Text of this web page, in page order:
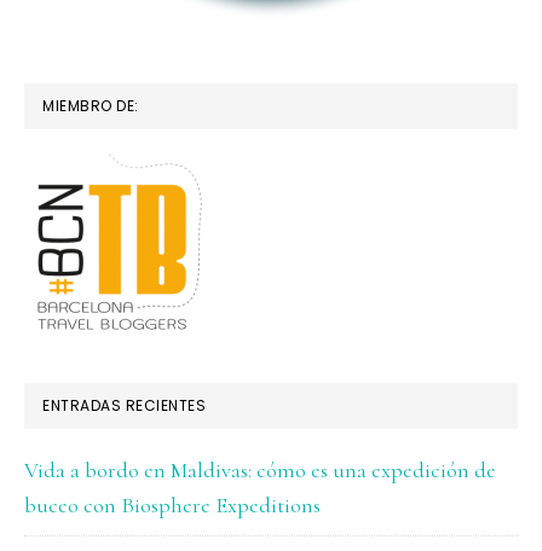
MIEMBRO DE:
ENTRADAS RECIENTES
Vida a bordo en Maldivas: cómo es una expedición de
buceo con Biosphere Expeditions